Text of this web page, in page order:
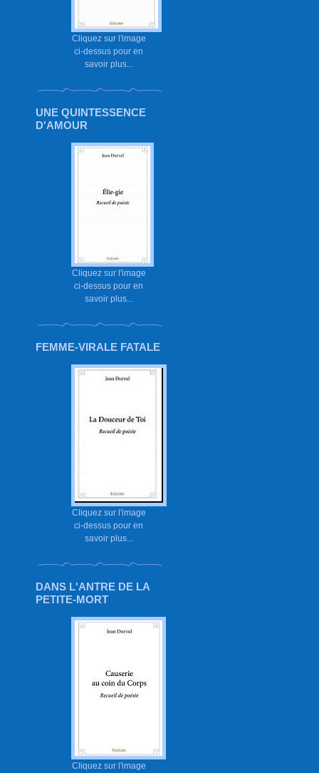
Cliquez sur l'image
ci-dessus pour en
savoir plus...
UNE QUINTESSENCE
D'AMOUR
Cliquez sur l'image
ci-dessus pour en
savoir plus...
FEMME-VIRALE FATALE
Cliquez sur l'image
ci-dessus pour en
savoir plus...
DANS L'ANTRE DE LA
PETITE-MORT
Cliquez sur l'image